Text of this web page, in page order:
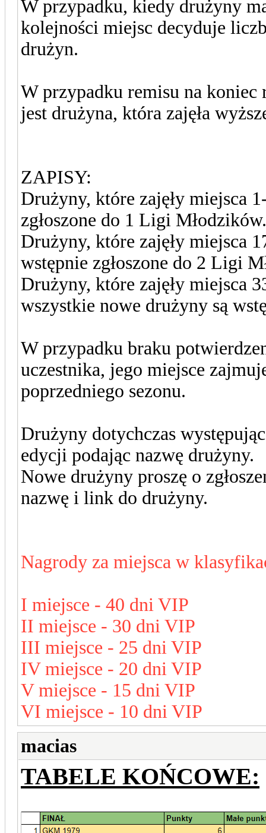
W przypadku, kiedy drużyny
kolejności miejsc decyduje
drużyn.
W przypadku remisu na
jest drużyna, która zajęła
ZAPISY:
Drużyny, które zajęły miejsca
zgłoszone do 1 Ligi Młodzików.
Drużyny, które zajęły miejsca
wstępnie zgłoszone do 2 Ligi
Drużyny, które zajęły miejsca
wszystkie nowe drużyny są
W przypadku braku
uczestnika, jego miejsce
poprzedniego sezonu.
Drużyny dotychczas
edycji podając nazwę drużyny.
Nowe drużyny proszę o
nazwę i link do drużyny.
Nagrody za miejsca w
I miejsce - 40 dni VIP
II miejsce - 30 dni VIP
III miejsce - 25 dni VIP
IV miejsce - 20 dni VIP
V miejsce - 15 dni VIP
VI miejsce - 10 dni VIP
macias
TABELE KOŃCOWE: